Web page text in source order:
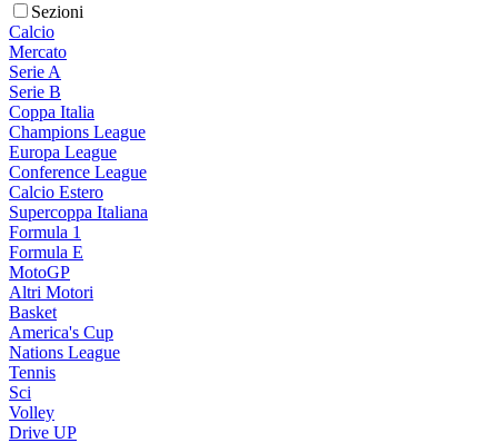
Sezioni
Calcio
Mercato
Serie A
Serie B
Coppa Italia
Champions League
Europa League
Conference League
Calcio Estero
Supercoppa Italiana
Formula 1
Formula E
MotoGP
Altri Motori
Basket
America's Cup
Nations League
Tennis
Sci
Volley
Drive UP